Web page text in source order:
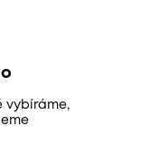
vybíráme,